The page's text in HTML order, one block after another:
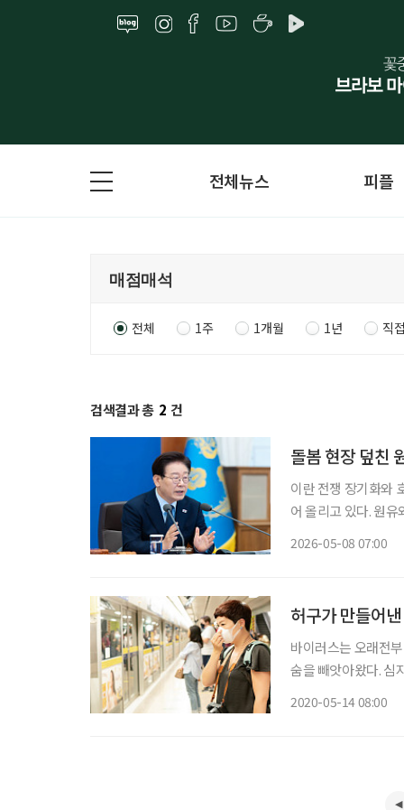
전체뉴스 피플
전체 1주 1개월 1년 직
검색결과 총 2 건
돌봄 현장 덮친
이란 전쟁 장기화와
어 올리고 있다. 원
2026-05-08 07:00
허구가 만들어
바이러스는 오래전
숨을 빼앗아왔다. 심
2020-05-14 08:00